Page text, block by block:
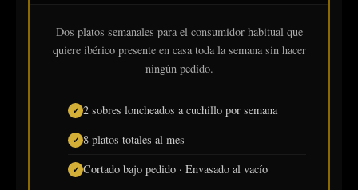
Dos platos semanales para el consumidor habitual que
quiere ibérico presente en casa toda la semana sin hacer
ningún pedido.
2 sobres loncheados a cuchillo por semana
8 platos totales al mes
Cortado bajo pedido · Envasado al vacío